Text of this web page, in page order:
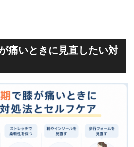
痛いときに見直したい対